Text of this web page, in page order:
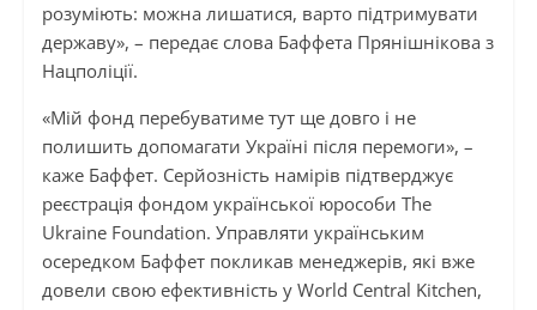
розуміють: можна лишатися, варто підтримувати
державу», – передає слова Баффета Прянішнікова з
Нацполіції.
«Мій фонд перебуватиме тут ще довго і не
полишить допомагати Україні після перемоги», –
каже Баффет. Серйозність намірів підтверджує
реєстрація фондом української юрособи The
Ukraine Foundation. Управляти українським
осередком Баффет покликав менеджерів, які вже
довели свою ефективність у World Central Kitchen,